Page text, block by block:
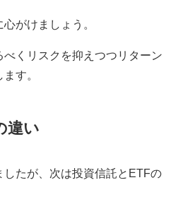
がけましょう。
べくリスクを抑えつつリターン
す。
違い
たが、次は投資信託とETFの